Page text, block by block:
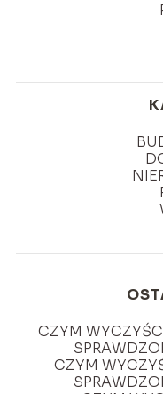
CZYM
CZYM